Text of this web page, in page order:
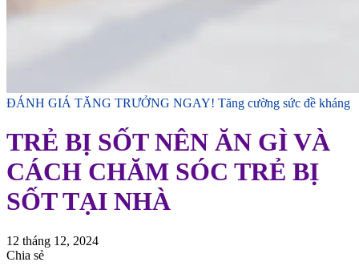
ĐÁNH GIÁ TĂNG TRƯỞNG NGAY! Tăng cường sức đề kháng
TRẺ BỊ SỐT NÊN ĂN GÌ VÀ
CÁCH CHĂM SÓC TRẺ BỊ
SỐT TẠI NHÀ
12 tháng 12, 2024
Chia sẻ